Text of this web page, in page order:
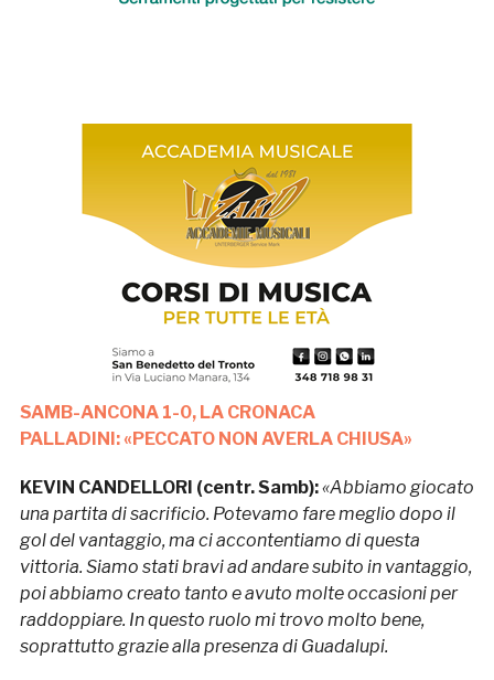
SAMB-ANCONA 1-0, LA CRONACA
PALLADINI: «PECCATO NON AVERLA CHIUSA»
KEVIN CANDELLORI (centr. Samb):«Abbiamo giocato
una partita di sacrificio. Potevamo fare meglio dopo il
gol del vantaggio, ma ci accontentiamo di questa
vittoria. Siamo stati bravi ad andare subito in vantaggio,
poi abbiamo creato tanto e avuto molte occasioni per
raddoppiare. In questo ruolo mi trovo molto bene,
soprattutto grazie alla presenza di Guadalupi.